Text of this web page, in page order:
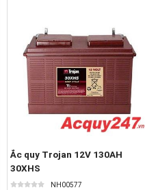
Ắc quy Trojan 12V 130AH
30XHS
NH00577